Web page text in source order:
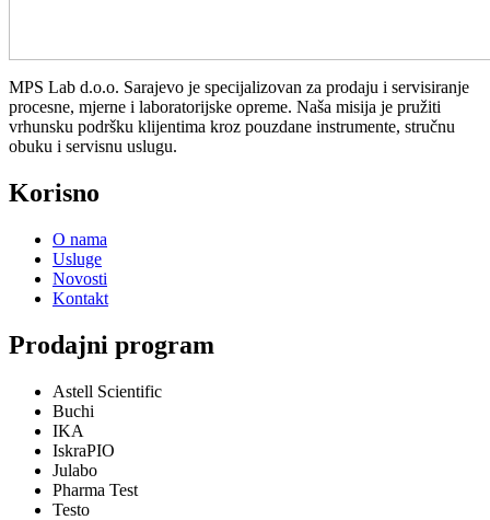
MPS Lab d.o.o. Sarajevo je specijalizovan za prodaju i servisiranje
procesne, mjerne i laboratorijske opreme. Naša misija je pružiti
vrhunsku podršku klijentima kroz pouzdane instrumente, stručnu
obuku i servisnu uslugu.
Korisno
O nama
Usluge
Novosti
Kontakt
Prodajni program
Astell Scientific
Buchi
IKA
IskraPIO
Julabo
Pharma Test
Testo